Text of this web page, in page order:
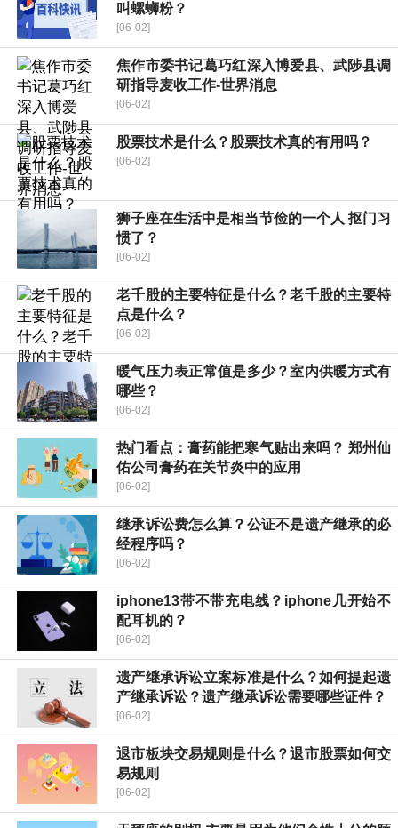
叫螺蛳粉？
[06-02]
焦作市委书记葛巧红深入博爱县、武陟县调
研指导麦收工作-世界消息
[06-02]
股票技术是什么？股票技术真的有用吗？
[06-02]
狮子座在生活中是相当节俭的一个人 抠门习
惯了？
[06-02]
老千股的主要特征是什么？老千股的主要特
点是什么？
[06-02]
暖气压力表正常值是多少？室内供暖方式有
哪些？
[06-02]
热门看点：膏药能把寒气贴出来吗？ 郑州仙
佑公司膏药在关节炎中的应用
[06-02]
继承诉讼费怎么算？公证不是遗产继承的必
经程序吗？
[06-02]
iphone13带不带充电线？iphone几开始不
配耳机的？
[06-02]
遗产继承诉讼立案标准是什么？如何提起遗
产继承诉讼？遗产继承诉讼需要哪些证件？
[06-02]
退市板块交易规则是什么？退市股票如何交
易规则
[06-02]